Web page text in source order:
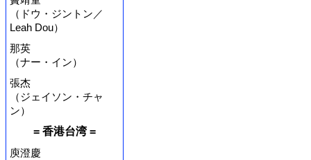
（ドウ・ジントン／
Leah Dou）
那英
（ナー・イン）
張杰
（ジェイソン・チャ
ン）
= 香港台湾 =
庾澄慶